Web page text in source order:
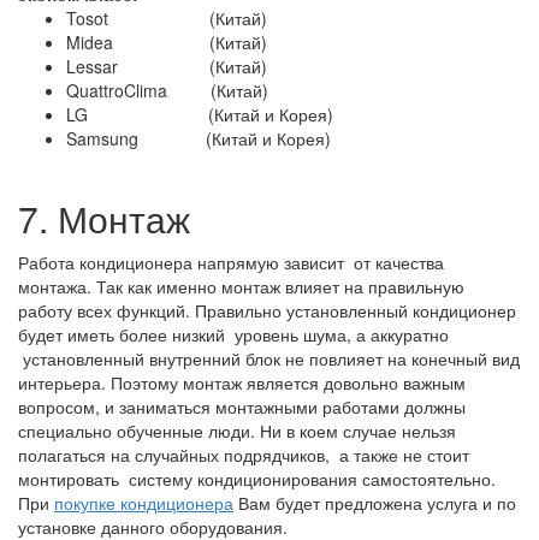
Tosot (Китай)
Midea (Китай)
Lessar (Китай)
QuattroClima (Китай)
LG (Китай и Корея)
Samsung (Китай и Корея)
7. Монтаж
Работа кондиционера напрямую зависит от качества
монтажа. Так как именно монтаж влияет на правильную
работу всех функций. Правильно установленный кондиционер
будет иметь более низкий уровень шума, а аккуратно
установленный внутренний блок не повлияет на конечный вид
интерьера. Поэтому монтаж является довольно важным
вопросом, и заниматься монтажными работами должны
специально обученные люди. Ни в коем случае нельзя
полагаться на случайных подрядчиков, а также не стоит
монтировать систему кондиционирования самостоятельно.
При покупке кондиционера Вам будет предложена услуга и по
установке данного оборудования.